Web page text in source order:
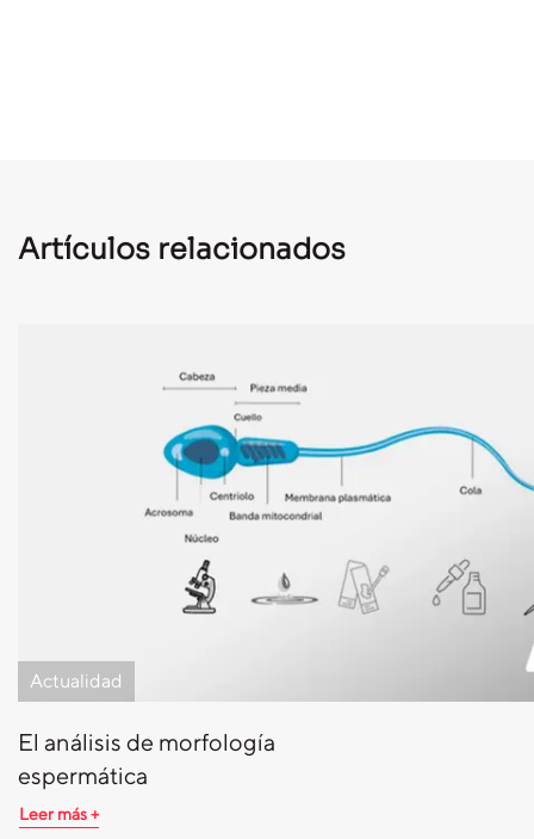
Artículos relacionados
Actualidad
El análisis de morfología
espermática
Leer más +